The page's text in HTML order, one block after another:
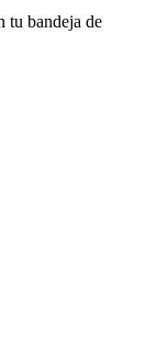
tu bandeja de